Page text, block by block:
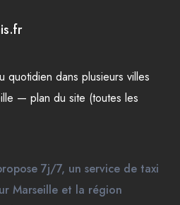
quotidien dans plusieurs villes
— plan du site (toutes les
7j/7, un service de taxi
Marseille et la région